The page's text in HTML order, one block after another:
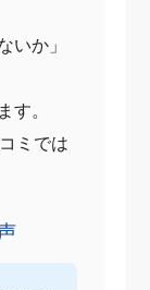
いか」
す。
ミでは